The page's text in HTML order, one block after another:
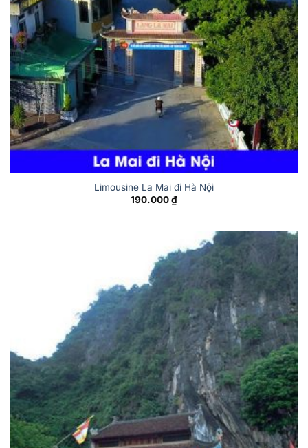
Limousine La Mai đi Hà Nội
190.000₫